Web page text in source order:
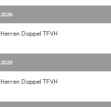
2024
Herren Doppel TFVH
2023
Herren Doppel TFVH